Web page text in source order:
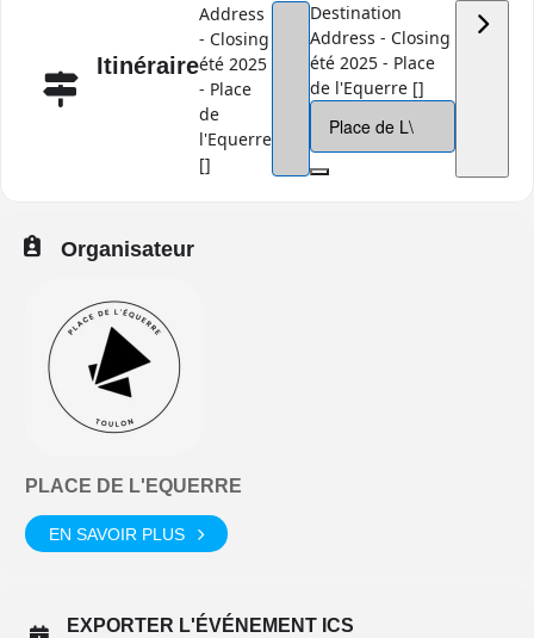
Itinéraire
Address
- Closing
été 2025
- Place
de
l'Equerre
[]
Destination
Address - Closing
été 2025 - Place
de l'Equerre []
Organisateur
PLACE DE L'EQUERRE
EN SAVOIR PLUS
EXPORTER L'ÉVÉNEMENT ICS